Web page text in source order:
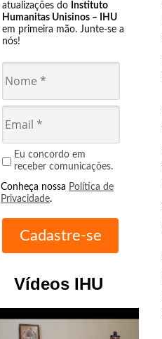
atualizações do Instituto
Humanitas Unisinos – IHU
em primeira mão. Junte-se a
nós!
Eu concordo em
receber comunicações.
Conheça nossa Política de
Privacidade.
Vídeos IHU